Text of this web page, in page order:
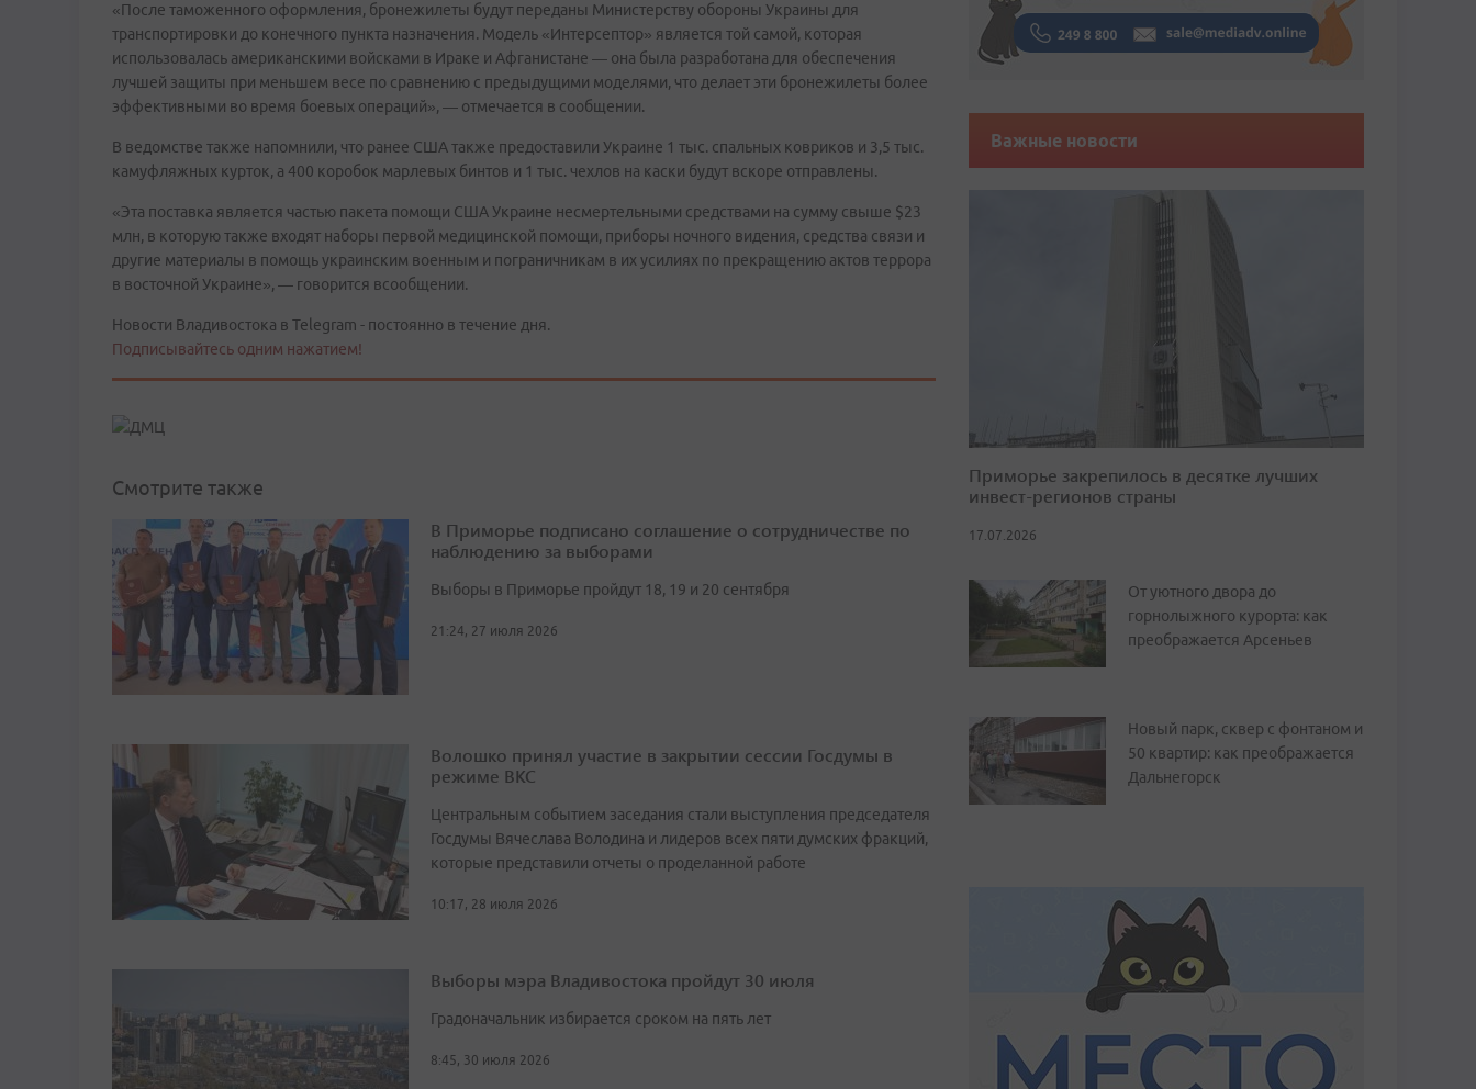
«После таможенного оформления, бронежилеты будут переданы Министерству обороны Украины для
транспортировки до конечного пункта назначения. Модель «Интерсептор» является той самой, которая
использовалась американскими войсками в Ираке и Афганистане — она была разработана для обеспечения
лучшей защиты при меньшем весе по сравнению с предыдущими моделями, что делает эти бронежилеты более
эффективными во время боевых операций», — отмечается в сообщении.
В ведомстве также напомнили, что ранее США также предоставили Украине 1 тыс. спальных ковриков и 3,5 тыс.
камуфляжных курток, а 400 коробок марлевых бинтов и 1 тыс. чехлов на каски будут вскоре отправлены.
«Эта поставка является частью пакета помощи США Украине несмертельными средствами на сумму свыше $23
млн, в которую также входят наборы первой медицинской помощи, приборы ночного видения, средства связи и
другие материалы в помощь украинским военным и пограничникам в их усилиях по прекращению актов террора
в восточной Украине», — говорится всообщении.
Новости Владивостока в Telegram - постоянно в течение дня.
Подписывайтесь одним нажатием!
Смотрите также
В Приморье подписано соглашение о сотрудничестве по
наблюдению за выборами
Выборы в Приморье пройдут 18, 19 и 20 сентября
21:24, 27 июля 2026
Волошко принял участие в закрытии сессии Госдумы в
режиме ВКС
Центральным событием заседания стали выступления председателя
Госдумы Вячеслава Володина и лидеров всех пяти думских фракций,
которые представили отчеты о проделанной работе
10:17, 28 июля 2026
Выборы мэра Владивостока пройдут 30 июля
Градоначальник избирается сроком на пять лет
8:45, 30 июля 2026
Важные новости
Приморье закрепилось в десятке лучших
инвест-регионов страны
17.07.2026
От уютного двора до
горнолыжного курорта: как
преображается Арсеньев
Новый парк, сквер с фонтаном и
50 квартир: как преображается
Дальнегорск